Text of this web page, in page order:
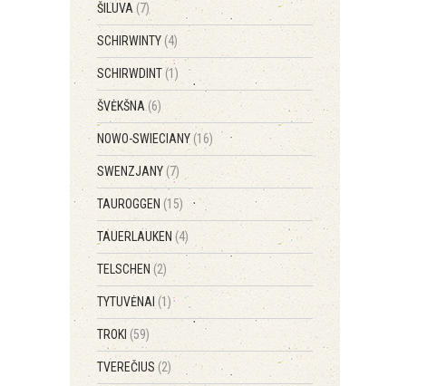
ŠILUVA (7)
SCHIRWINTY (4)
SCHIRWDINT(1)
ŠVĖKŠNA (6)
NOWO-SWIECIANY (16)
SWENZJANY (7)
TAUROGGEN (15)
TAUERLAUKEN (4)
TELSCHEN(2)
TYTUVĖNAI (1)
TROKI (59)
TVEREČIUS (2)